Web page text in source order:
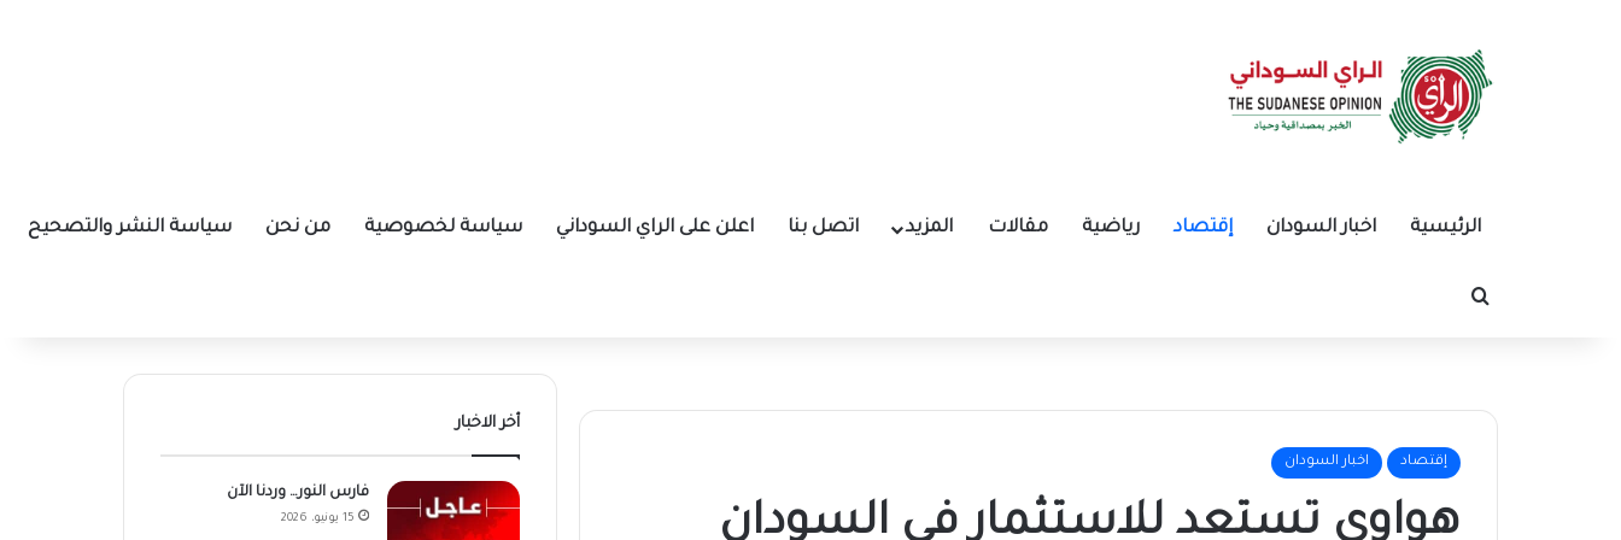
الرئيسية اخبار السودان إقتصاد رياضية مقالات المزيد اتصل بنا اعلن على الراي السوداني سياسة لخصوصية من نحن سياسة النشر والتصحيح
بحث عن
إقتصاد اخبار السودان
هواوي تستعد للاستثمار في السودان
أخر الاخبار
فارس النور… وردنا الآن
15 يونيو، 2026